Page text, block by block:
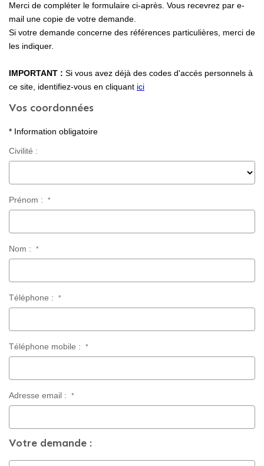
Maisons
Dossier De Candidature
ESTIMER
Newsletters
Merci de compléter le formulaire ci-après. Vous recevrez par e-
mail une copie de votre demande.
Si votre demande concerne des références particulières, merci de
les indiquer.
IMPORTANT : Si vous avez déjà des codes d'accés personnels à
ce site, identifiez-vous en cliquant ici
Vos coordonnées
* Information obligatoire
Civilité :
Prénom : *
Nom : *
Téléphone : *
Téléphone mobile : *
Adresse email : *
Votre demande :